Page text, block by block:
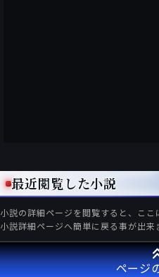
最近閲覧した小説
小説の詳細ページを閲覧すると、こ
小説詳細ページへ簡単に戻る事が出来
ページ